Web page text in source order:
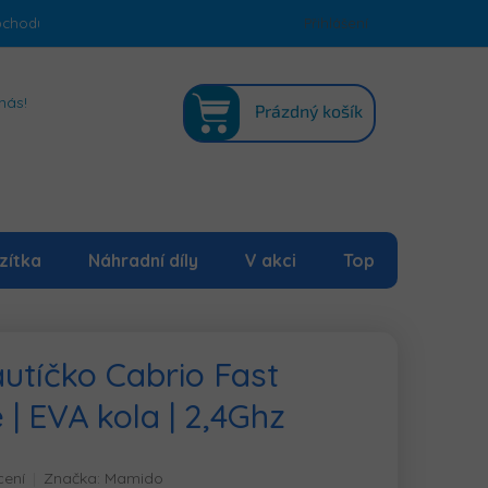
Podmínky ochrany osobních údajů Mapa serveru
Přihlášení
KOŠÍK
Prázdný košík
Náhradní díly V akci Top
Cabrio Fast
EVA kola | 2,4Ghz
Značka: Mamido